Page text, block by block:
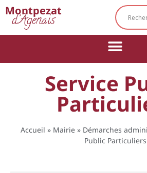
Montpezat
d'Agenais
Service
Accueil » Mairie » Démarches
Public Particuliers
Cookies management panel